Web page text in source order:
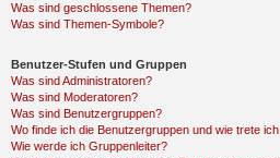
Was sind geschlossene Themen?
Was sind Themen-Symbole?
Benutzer-Stufen und Gruppen
Was sind Administratoren?
Was sind Moderatoren?
Was sind Benutzergruppen?
Wo finde ich die Benutzergruppen und wie trete
Wie werde ich Gruppenleiter?